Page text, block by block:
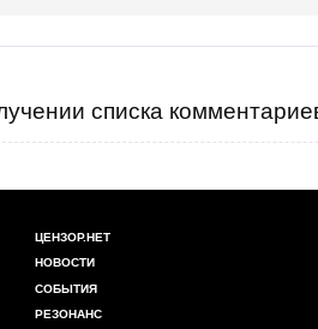
списка
ЦЕНЗОР.НЕТ
НОВОСТИ
СОБЫТИЯ
РЕЗОНАНС